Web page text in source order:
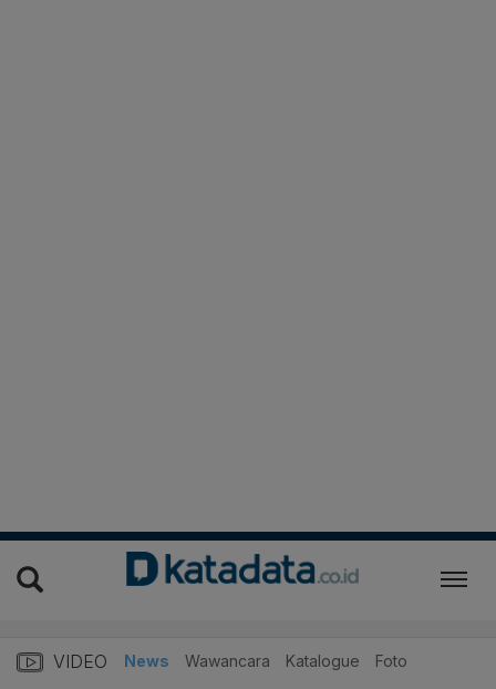
VIDEO News Wawancara Katalogue Foto